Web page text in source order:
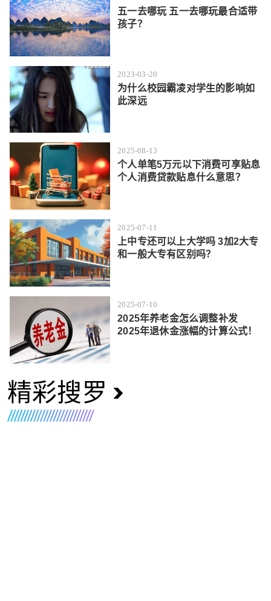
五一去哪玩 五一去哪玩最合适带
孩子？
2023-03-20
为什么校园霸凌对学生的影响如
此深远
2025-08-13
个人单笔5万元以下消费可享贴息
个人消费贷款贴息什么意思？
2025-07-11
上中专还可以上大学吗 3加2大专
和一般大专有区别吗？
2025-07-10
2025年养老金怎么调整补发
2025年退休金涨幅的计算公式！
精彩搜罗